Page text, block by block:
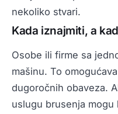
nekoliko stvari.
Kada iznajmiti, a
Osobe ili firme sa
mašinu. To
dugoročnih obaveza.
uslugu brusenja mogu